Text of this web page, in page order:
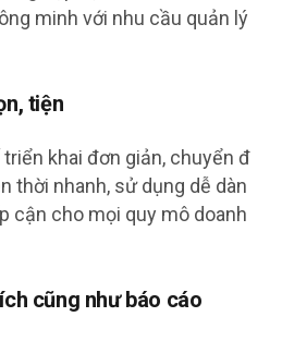
minh với nhu cầu quản lý
tiện
khai đơn giản, chuyển đ
thời nhanh, sử dụng dễ dàn
cận cho mọi quy mô doanh
cũng như báo cáo